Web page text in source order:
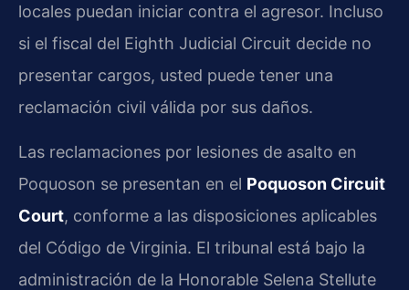
locales puedan iniciar contra el agresor. Incluso
si el fiscal del Eighth Judicial Circuit decide no
presentar cargos, usted puede tener una
reclamación civil válida por sus daños.
Las reclamaciones por lesiones de asalto en
Poquoson se presentan en el Poquoson Circuit
Court, conforme a las disposiciones aplicables
del Código de Virginia. El tribunal está bajo la
administración de la Honorable Selena Stellute